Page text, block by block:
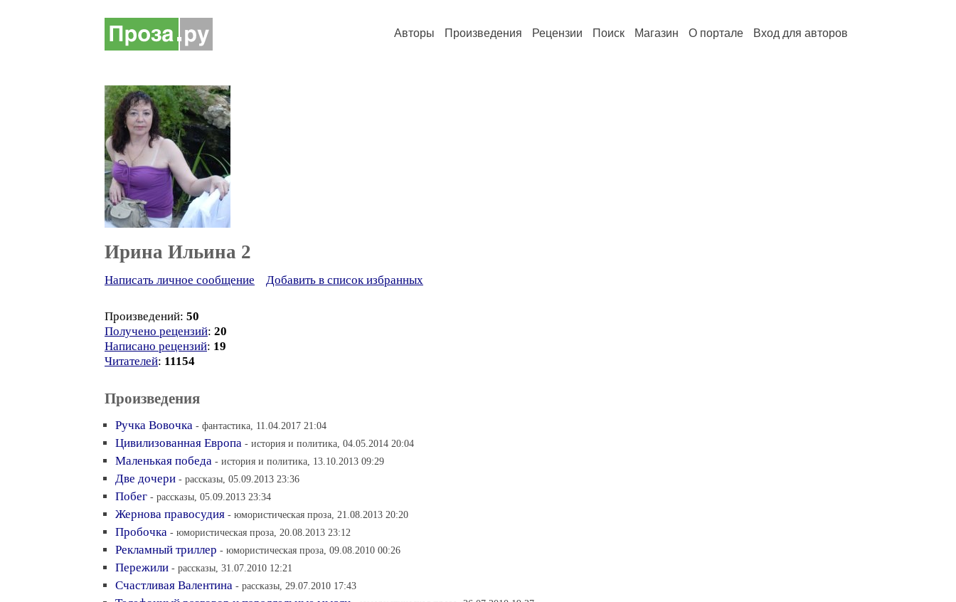
Авторы Произведения Рецензии Поиск Магазин О портале Вход для авторов
Ирина Ильина 2
Написать личное сообщение Добавить в список избранных
Произведений: 50
Получено рецензий: 20
Написано рецензий: 19
Читателей: 11154
Произведения
Ручка Вовочка - фантастика, 11.04.2017 21:04
Цивилизованная Европа - история и политика, 04.05.2014 20:04
Маленькая победа - история и политика, 13.10.2013 09:29
Две дочери - рассказы, 05.09.2013 23:36
Побег - рассказы, 05.09.2013 23:34
Жернова правосудия - юмористическая проза, 21.08.2013 20:20
Пробочка - юмористическая проза, 20.08.2013 23:12
Рекламный триллер - юмористическая проза, 09.08.2010 00:26
Пережили - рассказы, 31.07.2010 12:21
Счастливая Валентина - рассказы, 29.07.2010 17:43